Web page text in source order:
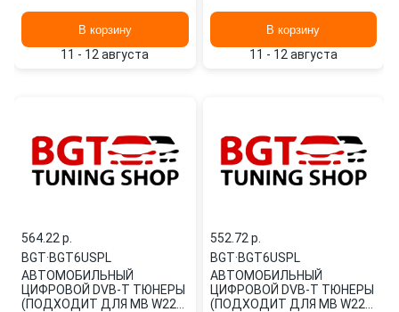
В корзину
11 - 12 августа
В корзину
11 - 12 августа
564.22 p.
BGT·BGT6USPL
АВТОМОБИЛЬНЫЙ
ЦИФРОВОЙ DVB-T ТЮНЕРЫ
(ПОДХОДИТ ДЛЯ MB W220)
552.72 p.
BGT·BGT6USPL
АВТОМОБИЛЬНЫЙ
ЦИФРОВОЙ DVB-T ТЮНЕРЫ
(ПОДХОДИТ ДЛЯ MB W220)